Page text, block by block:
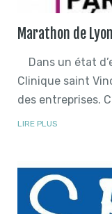
Marathon de
Dans un état
Clinique saint
des entreprises.
LIRE PLUS